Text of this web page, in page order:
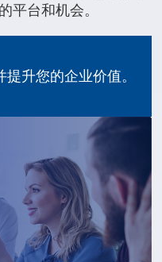
平台和机会。
升您的企业价值。